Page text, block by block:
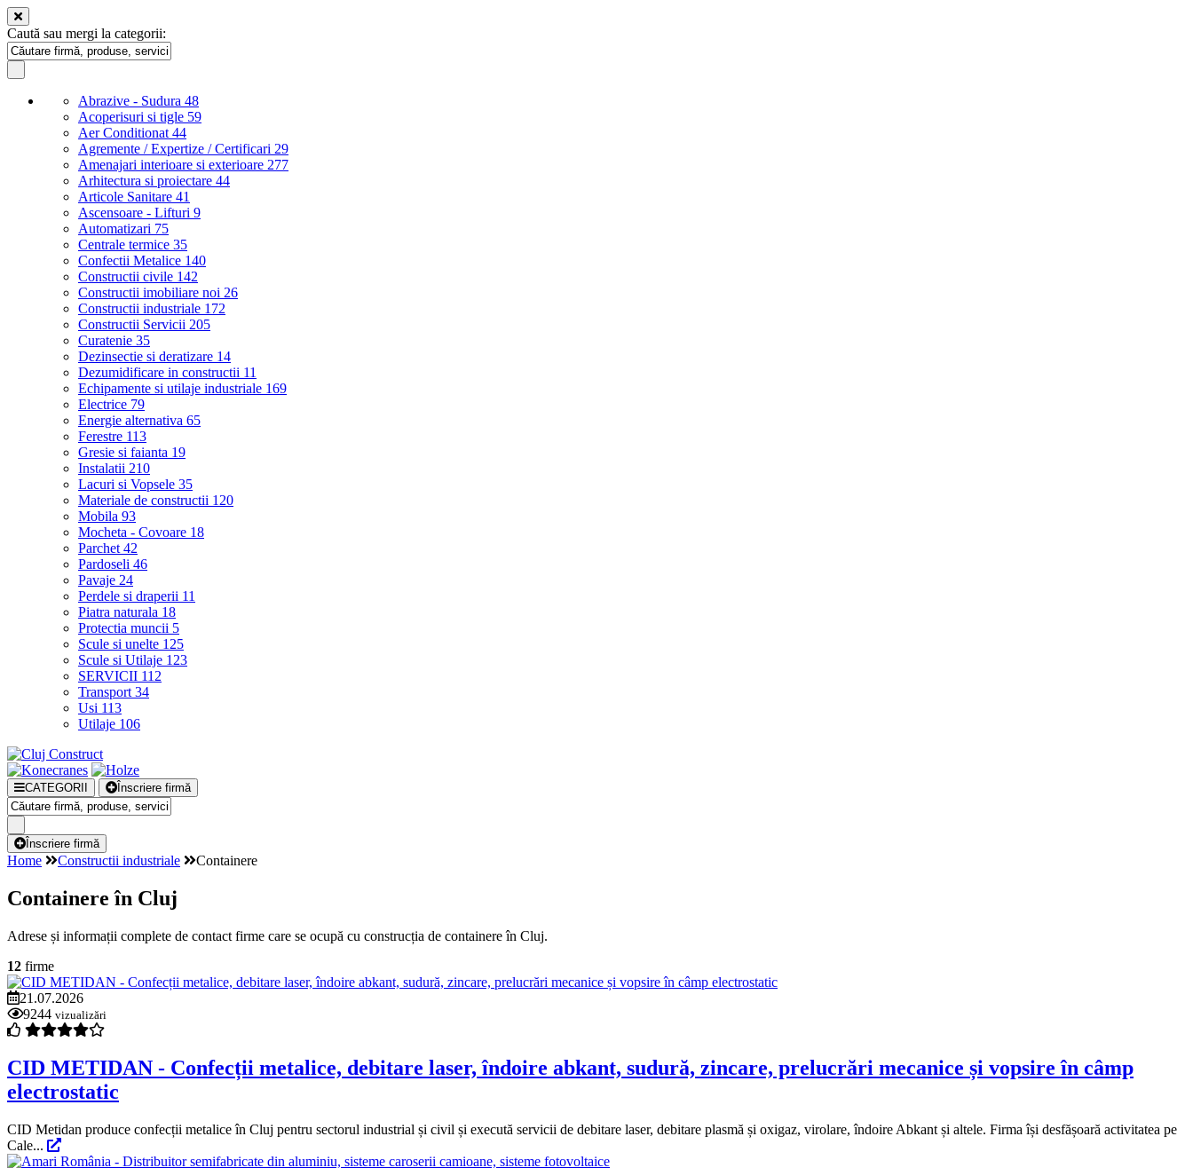
Caută sau mergi la categorii:
Abrazive - Sudura 48
Acoperisuri si tigle 59
Aer Conditionat 44
Agremente / Expertize / Certificari 29
Amenajari interioare si exterioare 277
Arhitectura si proiectare 44
Articole Sanitare 41
Ascensoare - Lifturi 9
Automatizari 75
Centrale termice 35
Confectii Metalice 140
Constructii civile 142
Constructii imobiliare noi 26
Constructii industriale 172
Constructii Servicii 205
Curatenie 35
Dezinsectie si deratizare 14
Dezumidificare in constructii 11
Echipamente si utilaje industriale 169
Electrice 79
Energie alternativa 65
Ferestre 113
Gresie si faianta 19
Instalatii 210
Lacuri si Vopsele 35
Materiale de constructii 120
Mobila 93
Mocheta - Covoare 18
Parchet 42
Pardoseli 46
Pavaje 24
Perdele si draperii 11
Piatra naturala 18
Protectia muncii 5
Scule si unelte 125
Scule si Utilaje 123
SERVICII 112
Transport 34
Usi 113
Utilaje 106
CATEGORII Înscriere firmă
Înscriere firmă
Home Constructii industriale Containere
Containere în Cluj
Adrese și informații complete de contact firme care se ocupă cu construcția de containere în Cluj.
12 firme
21.07.2026
9244 vizualizări
CID METIDAN - Confecții metalice, debitare laser, îndoire abkant, sudură, zincare, prelucrări mecanice și vopsire în câmp
electrostatic
CID Metidan produce confecții metalice în Cluj pentru sectorul industrial și civil și execută servicii de debitare laser, debitare plasmă și oxigaz, virolare, îndoire Abkant și altele. Firma își desfășoară activitatea pe
Cale...